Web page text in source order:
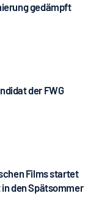
gedämpft
der FWG
Films startet
den Spätsommer